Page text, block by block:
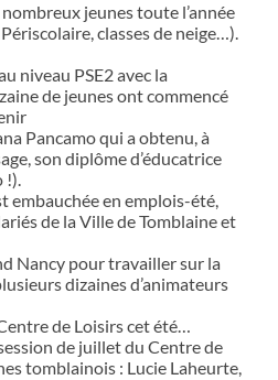
jeunes toute l’année
classes de neige…).
niveau PSE2 avec la
de jeunes ont commencé
Pancamo qui a obtenu, à
son diplôme d’éducatrice
!).
embauchée en emplois-été,
de la Ville de Tomblaine et
Nancy pour travailler sur la
dizaines d’animateurs
de Loisirs cet été…
de juillet du Centre de
tomblainois : Lucie Laheurte,